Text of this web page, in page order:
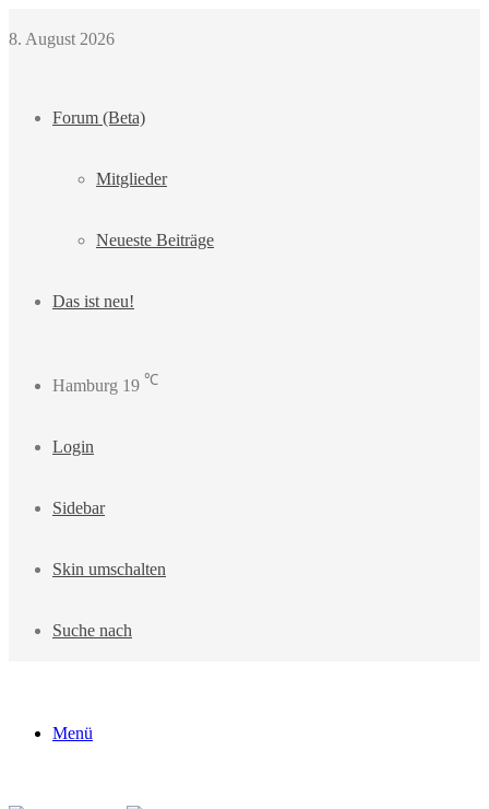
8. August 2026
Forum (Beta)
Mitglieder
Neueste Beiträge
Das ist neu!
Hamburg 19 ℃
Login
Sidebar
Skin umschalten
Suche nach
Menü